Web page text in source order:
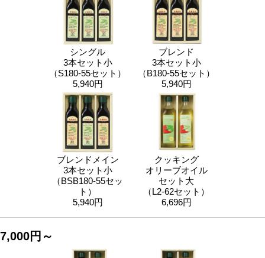
シングル
3本セット小
（S180-55セット）
5,940円
ブレンド
3本セット小
（B180-55セット）
5,940円
ブレンドメイン
3本セット小
（BSB180-55セッ
ト）
5,940円
クッキング
オリーブオイル
セット大
（L2-62セット）
6,696円
7,000円～